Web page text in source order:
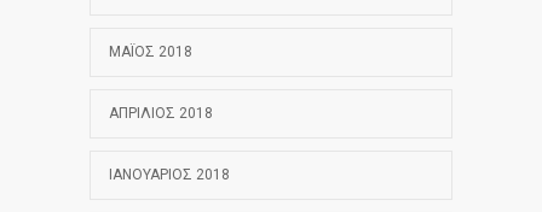
ΜΆΙΟΣ 2018
ΑΠΡΊΛΙΟΣ 2018
ΙΑΝΟΥΆΡΙΟΣ 2018